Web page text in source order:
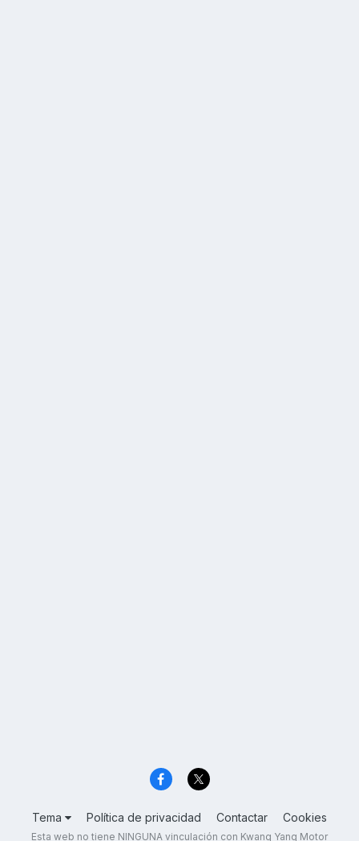
Tema Política de privacidad Contactar Cookies
Esta web no tiene NINGUNA vinculación con Kwang Yang Motor